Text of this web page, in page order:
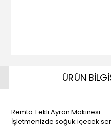
ÜRÜN
Remta Tekli Ayran Makinesi
İşletmenizde soğuk içecek